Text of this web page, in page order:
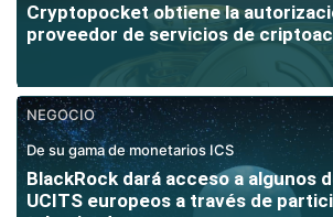
Cryptopocket obtiene la
proveedor de servicios de
NEGOCIO
De su gama de monetarios ICS
BlackRock dará acceso a algunos
UCITS europeos a través de